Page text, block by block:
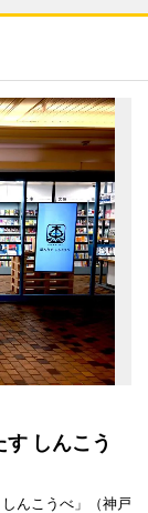
しんこう
んこうべ」（神戸